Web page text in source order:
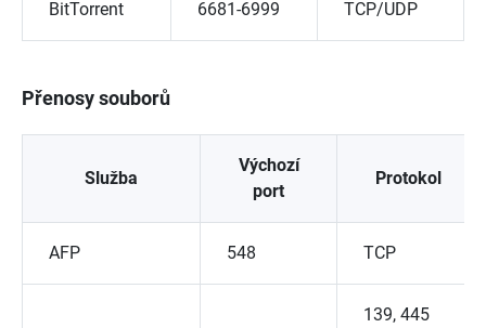
BitTorrent 6681-6999 TCP/UDP
Přenosy souborů
Služba
Výchozí
port
Protokol
AFP 548 TCP
139, 445